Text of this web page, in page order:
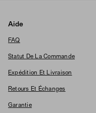
Aide
FAQ
Statut De La Commande
Expédition Et Livraison
Retours Et Échanges
Garantie